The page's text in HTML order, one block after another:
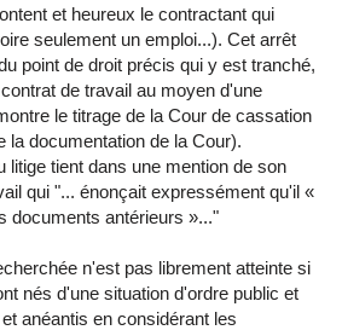
et heureux le contractant qui
seulement un emploi...). Cet arrêt
point de droit précis qui y est tranché,
de travail au moyen d'une
le titrage de la Cour de cassation
la documentation de la Cour).
litige tient dans une mention de son
qui "... énonçait expressément qu'il «
documents antérieurs »..."
n'est pas librement atteinte si
nés d'une situation d'ordre public et
anéantis en considérant les